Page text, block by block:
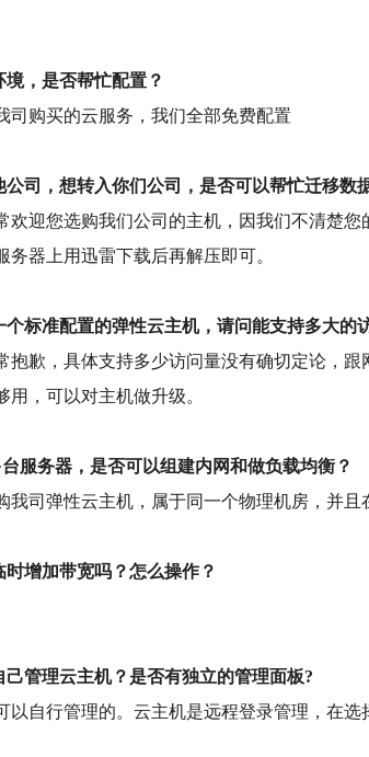
境，是否帮忙配置？
司购买的云服务，我们全部免费配置
公司，想转入你们公司，是否可以帮忙迁移数
欢迎您选购我们公司的主机，因我们不清楚
务器上用迅雷下载后再解压即可。
个标准配置的弹性云主机，请问能支持多大的
抱歉，具体支持多少访问量没有确切定论，
用，可以对主机做升级。
服务器，是否可以组建内网和做负载均衡？
我司弹性云主机，属于同一个物理机房，并
时增加带宽吗？怎么操作？
己管理云主机？是否有独立的管理面板?
以自行管理的。云主机是远程登录管理，在